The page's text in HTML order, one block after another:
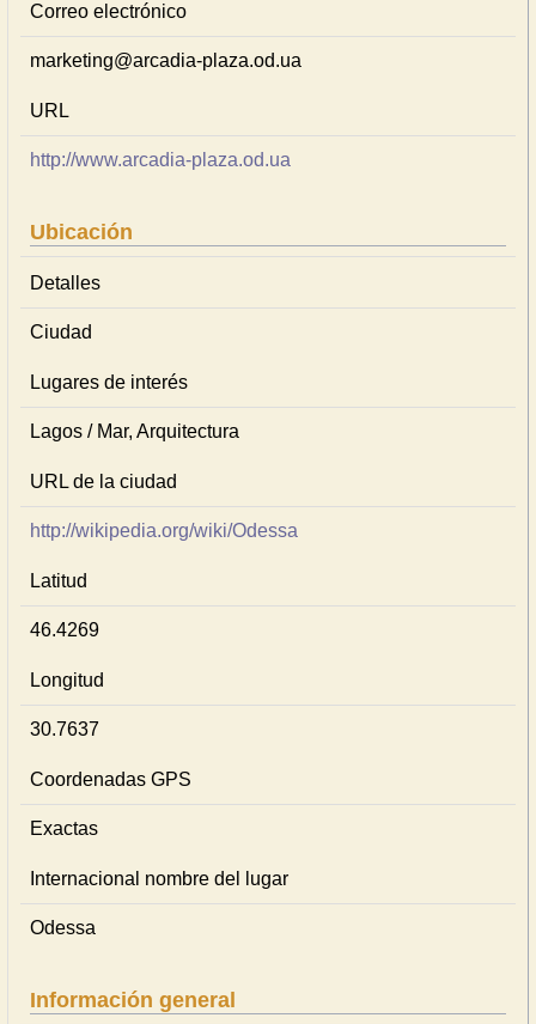
Correo electrónico
marketing@arcadia-plaza.od.ua
URL
http://www.arcadia-plaza.od.ua
Ubicación
Detalles
Ciudad
Lugares de interés
Lagos / Mar, Arquitectura
URL de la ciudad
http://wikipedia.org/wiki/Odessa
Latitud
46.4269
Longitud
30.7637
Coordenadas GPS
Exactas
Internacional nombre del lugar
Odessa
Información general